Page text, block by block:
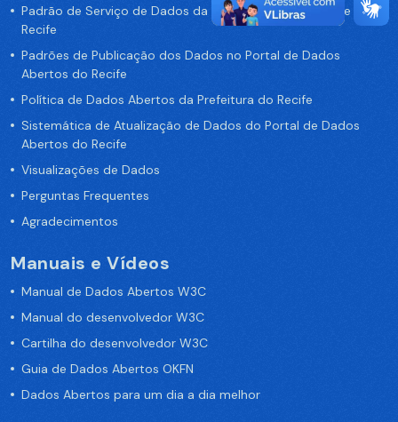
Padrão de Serviço de Dados da Prefeitura da Cidade de
Recife
Padrões de Publicação dos Dados no Portal de Dados
Abertos do Recife
Política de Dados Abertos da Prefeitura do Recife
Sistemática de Atualização de Dados do Portal de Dados
Abertos do Recife
Visualizações de Dados
Perguntas Frequentes
Agradecimentos
Manuais e Vídeos
Manual de Dados Abertos W3C
Manual do desenvolvedor W3C
Cartilha do desenvolvedor W3C
Guia de Dados Abertos OKFN
Dados Abertos para um dia a dia melhor